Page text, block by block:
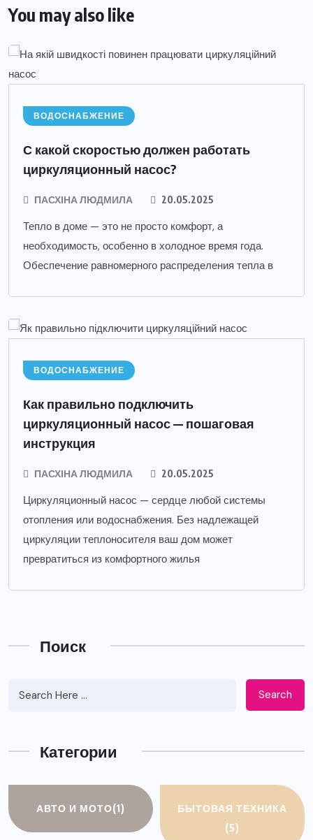
You may also like
ВОДОСНАБЖЕНИЕ
С какой скоростью должен работать
циркуляционный насос?
ПАСХІНА ЛЮДМИЛА 20.05.2025
Тепло в доме — это не просто комфорт, а
необходимость, особенно в холодное время года.
Обеспечение равномерного распределения тепла в
ВОДОСНАБЖЕНИЕ
Как правильно подключить
циркуляционный насос — пошаговая
инструкция
ПАСХІНА ЛЮДМИЛА 20.05.2025
Циркуляционный насос — сердце любой системы
отопления или водоснабжения. Без надлежащей
циркуляции теплоносителя ваш дом может
превратиться из комфортного жилья
Поиск
Search
Категории
АВТО И МОТО(1)
БЫТОВАЯ ТЕХНИКА
(5)